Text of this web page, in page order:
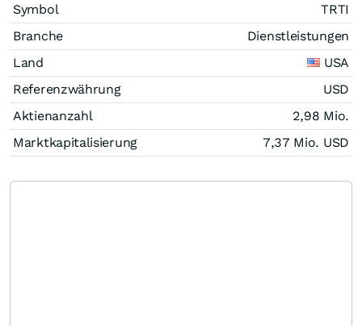
Symbol
TRTI
Branche
Dienstleistungen
Land
USA
Referenzwährung
USD
Aktienanzahl
2,98 Mio.
Marktkapitalisierung
7,37 Mio. USD